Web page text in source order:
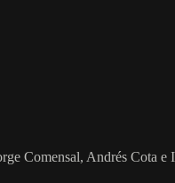
Comensal, Andrés Cota e